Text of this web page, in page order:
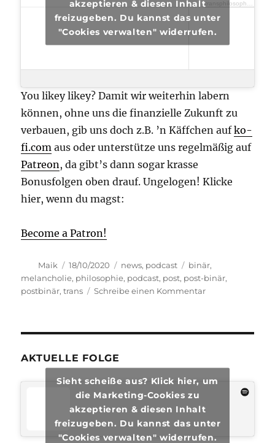
transphilosophisch
akzeptieren & diesen Inhalt
freizugeben. Du kannst das unter
"Cookies verwalten" widerrufen.
You likey likey? Damit wir weiterhin labern
können, ohne uns die finanzielle Zukunft zu
verbauen, gib uns doch z.B. ’n Käffchen aufko-
fi.com aus oder unterstütze uns regelmäßig auf
Patreon, da gibt’s dann sogar krasse
Bonusfolgen oben drauf. Ungelogen! Klicke
hier, wenn du magst:
Become a Patron!
Autor
Maik
Veröffentlicht
am
18/10/2020 Kategorien
news, podcast Schlagwörter
binär,
melancholie, philosophie, podcast, post, post-binär,
postbinär,trans Schreibe einen Kommentarzu
AKTUELLE FOLGE
Sieht scheiße aus? Klick hier, um
die Marketing-Cookies zu
akzeptieren & diesen Inhalt
freizugeben. Du kannst das unter
"Cookies verwalten" widerrufen.